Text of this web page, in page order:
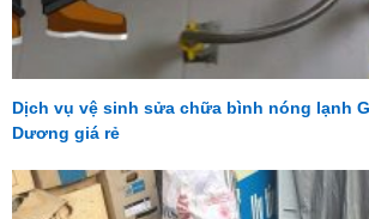
Dịch vụ vệ sinh sửa chữa bình nóng lạnh
Dương giá rẻ